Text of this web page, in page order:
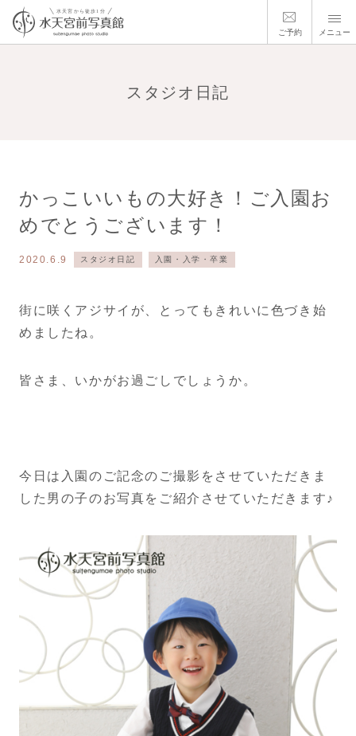
ご予約 メニュー
スタジオ日記
かっこいいもの大好き！ご入園お
めでとうございます！
2020.6.9 スタジオ日記 入園・入学・卒業
街に咲くアジサイが、とってもきれいに色づき始
めましたね。
皆さま、いかがお過ごしでしょうか。
今日は入園のご記念のご撮影をさせていただきま
した男の子のお写真をご紹介させていただきます♪